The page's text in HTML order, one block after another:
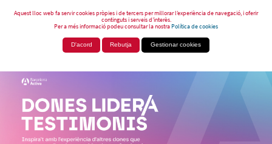
Aquest lloc web fa servir cookies pròpies i de tercers per millorar l’experiència de navegació, i oferir
continguts i serveis d’interès.
Per a més informació podeu consultar la nostraPolítica de cookies
D'acord Rebutja Gestionar cookies